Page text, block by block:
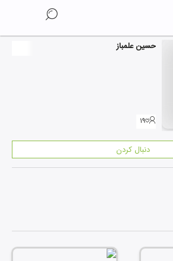
حسین علمباز
۱۹
دنبال کردن